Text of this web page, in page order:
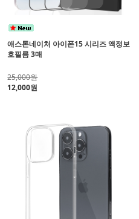
애스톤네이처 아이폰15 시리즈 액정보
호필름 3매
25,000원
12,000원